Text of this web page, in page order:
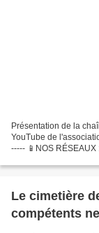
Présentation de la
YouTube de
----- 📱NOS
Ardeur-
Le cimetière
compétents